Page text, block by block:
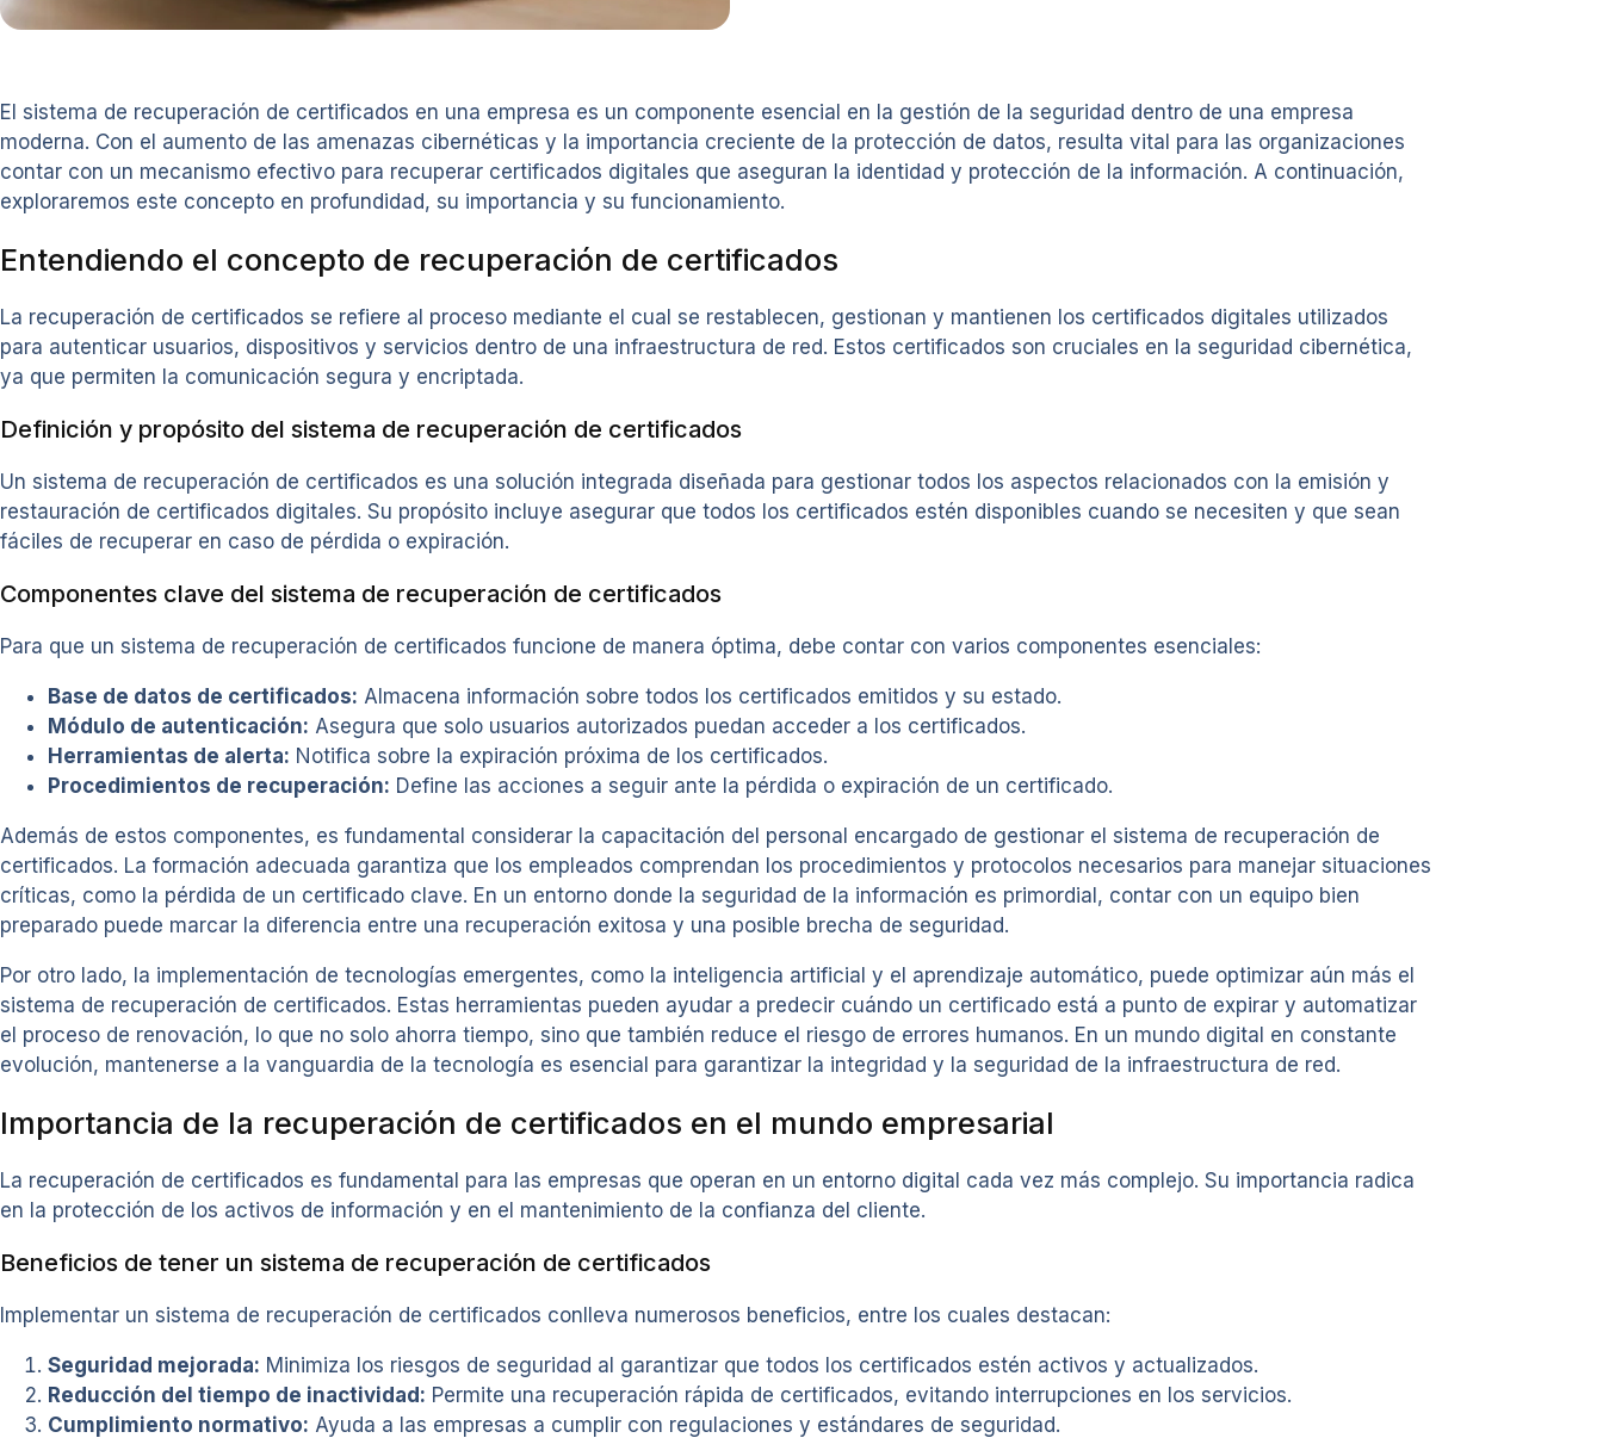
El sistema de recuperación de certificados en una empresa es un componente esencial en la gestión de la seguridad dentro de una empresa
moderna. Con el aumento de las amenazas cibernéticas y la importancia creciente de la protección de datos, resulta vital para las organizaciones
contar con un mecanismo efectivo para recuperar certificados digitales que aseguran la identidad y protección de la información. A continuación,
exploraremos este concepto en profundidad, su importancia y su funcionamiento.
Entendiendo el concepto de recuperación de certificados
La recuperación de certificados se refiere al proceso mediante el cual se restablecen, gestionan y mantienen los certificados digitales utilizados
para autenticar usuarios, dispositivos y servicios dentro de una infraestructura de red. Estos certificados son cruciales en la seguridad cibernética,
ya que permiten la comunicación segura y encriptada.
Definición y propósito del sistema de recuperación de certificados
Un sistema de recuperación de certificados es una solución integrada diseñada para gestionar todos los aspectos relacionados con la emisión y
restauración de certificados digitales. Su propósito incluye asegurar que todos los certificados estén disponibles cuando se necesiten y que sean
fáciles de recuperar en caso de pérdida o expiración.
Componentes clave del sistema de recuperación de certificados
Para que un sistema de recuperación de certificados funcione de manera óptima, debe contar con varios componentes esenciales:
Base de datos de certificados: Almacena información sobre todos los certificados emitidos y su estado.
Módulo de autenticación: Asegura que solo usuarios autorizados puedan acceder a los certificados.
Herramientas de alerta: Notifica sobre la expiración próxima de los certificados.
Procedimientos de recuperación: Define las acciones a seguir ante la pérdida o expiración de un certificado.
Además de estos componentes, es fundamental considerar la capacitación del personal encargado de gestionar el sistema de recuperación de
certificados. La formación adecuada garantiza que los empleados comprendan los procedimientos y protocolos necesarios para manejar situaciones
críticas, como la pérdida de un certificado clave. En un entorno donde la seguridad de la información es primordial, contar con un equipo bien
preparado puede marcar la diferencia entre una recuperación exitosa y una posible brecha de seguridad.
Por otro lado, la implementación de tecnologías emergentes, como la inteligencia artificial y el aprendizaje automático, puede optimizar aún más el
sistema de recuperación de certificados. Estas herramientas pueden ayudar a predecir cuándo un certificado está a punto de expirar y automatizar
el proceso de renovación, lo que no solo ahorra tiempo, sino que también reduce el riesgo de errores humanos. En un mundo digital en constante
evolución, mantenerse a la vanguardia de la tecnología es esencial para garantizar la integridad y la seguridad de la infraestructura de red.
Importancia de la recuperación de certificados en el mundo empresarial
La recuperación de certificados es fundamental para las empresas que operan en un entorno digital cada vez más complejo. Su importancia radica
en la protección de los activos de información y en el mantenimiento de la confianza del cliente.
Beneficios de tener un sistema de recuperación de certificados
Implementar un sistema de recuperación de certificados conlleva numerosos beneficios, entre los cuales destacan:
Seguridad mejorada: Minimiza los riesgos de seguridad al garantizar que todos los certificados estén activos y actualizados.
Reducción del tiempo de inactividad: Permite una recuperación rápida de certificados, evitando interrupciones en los servicios.
Cumplimiento normativo: Ayuda a las empresas a cumplir con regulaciones y estándares de seguridad.